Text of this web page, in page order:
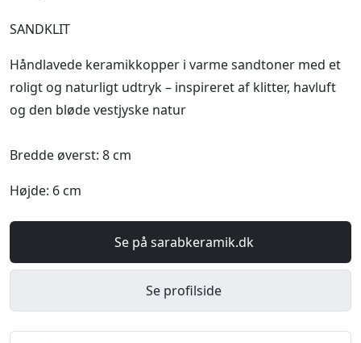
SANDKLIT
Håndlavede keramikkopper i varme sandtoner med et
roligt og naturligt udtryk – inspireret af klitter, havluft
og den bløde vestjyske natur
Bredde øverst: 8 cm
Højde: 6 cm
Se på sarabkeramik.dk
Se profilside